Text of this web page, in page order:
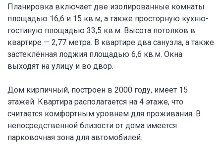
Планировка включает две изолированные комнаты
площадью 16,6 и 15 кв.м, а также просторную кухню-
гостиную площадью 33,5 кв.м. Высота потолков в
квартире — 2,77 метра. В квартире два санузла, а также
застеклённая лоджия площадью 6,6 кв.м. Окна
выходят на улицу и во двор.
Дом кирпичный, построен в 2000 году, имеет 15
этажей. Квартира располагается на 4 этаже, что
считается комфортным уровнем для проживания. В
непосредственной близости от дома имеется
парковочная зона для автомобилей.